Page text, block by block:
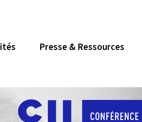
Presse & Ressources